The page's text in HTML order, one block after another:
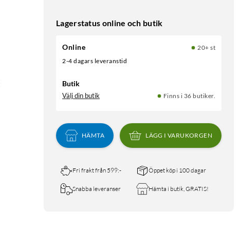
Lagerstatus online och butik
Online
20+ st
2-4 dagars leveranstid
Butik
Välj din butik Finns i 36 butiker.
HÄMTA LÄGG I VARUKORGEN
Fri frakt från 599:- Öppet köp i 100 dagar
Snabba leveranser Hämta i butik, GRATIS!